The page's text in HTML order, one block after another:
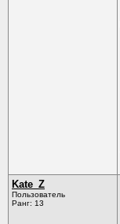
Kate_Z
Пользователь
Ранг: 13